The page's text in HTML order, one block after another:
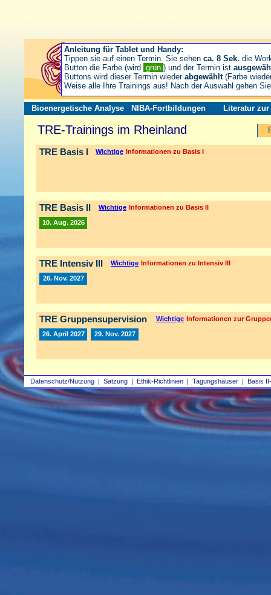
Datenschutz/Nutzung | Satzung | Ethik-Richtlinien | Tagungshäuser | Basis
Bioenergetische Analyse NIBA-Fortbildungen Literatur zur
TRE-Trainings im Rheinland
TRE Basis I Wichtige Informationen zu Basis I
TRE Basis II Wichtige Informationen zu Basis II
10. Aug. 2026
TRE Intensiv III Wichtige Informationen zu Intensiv III
26. Nov. 2027
TRE Gruppensupervision Wichtige Informationen zur
26. April 2027 29. Nov. 2027
Anleitung für Tablet und Handy:
Tippen sie auf einen Termin. Sie sehen ca. 8 Sek. die
Button die Farbe (wird grün ) und der Termin ist
Buttons wird dieser Termin wieder abgewählt(Farbe
Weise alle Ihre Trainings aus! Nach der Auswahl gehen